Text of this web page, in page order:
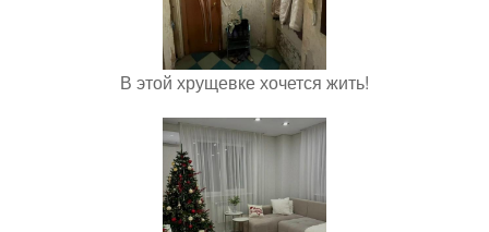
В этой хрущевке хочется жить!